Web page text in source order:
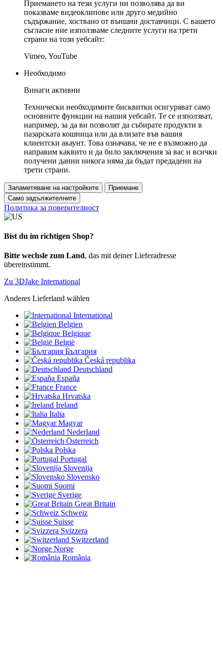
Приемането на тези услуги ни позволява да ви
показваме видеоклипове или друго медийно
съдържание, хоствано от външни доставчици. С вашето
съгласие ние използваме следните услуги на трети
страни на този уебсайт:
Vimeo, YouTube
Необходимо
Винаги активни
Технически необходимите бисквитки осигуряват само
основните функции на нашия уебсайт. Те се използват,
например, за да ви позволят да събирате продукти в
пазарската кошница или да влизате във вашия
клиентски акаунт. Това означава, че не е възможно да
направим каквито и да било заключения за вас и всички
получени данни никога няма да бъдат предадени на
трети страни.
Запаметяване на настройките
Приемане
Само задължителните
Политика за поверителност
Bist du im richtigen Shop?
Bitte wechsle zum Land, das mit deiner Lieferadresse
übereinstimmt.
Zu 3DJake International
Anderes Lieferland wählen
International
Belgien
Belgique
België
България
Česká republika
Deutschland
España
France
Hrvatska
Ireland
Italia
Magyar
Nederland
Österreich
Polska
Portugal
Slovenija
Slovensko
Suomi
Sverige
Great Britain
Schweiz
Suisse
Svizzera
Switzerland
Norge
România